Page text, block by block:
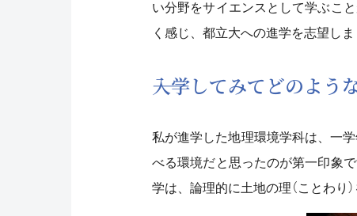
い分野をサイエンスとして学ぶこ
く感じ、都立大への進学を志望しま
――入学してみてどのよ
私が進学した地理環境学科は、一
べる環境だと思ったのが第一印象
学は、論理的に土地の理（ことわり